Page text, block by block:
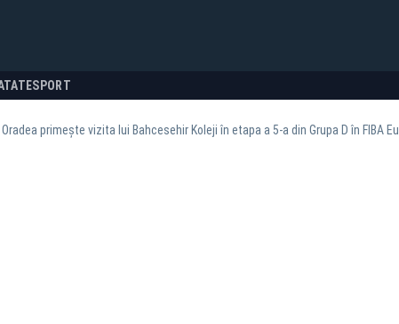
SPORT
Oradea primește vizita lui Bahcesehir Koleji în etapa a 5-a din Grupa D în FIBA